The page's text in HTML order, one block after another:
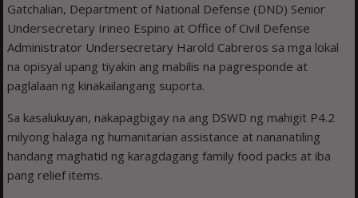
Gatchalian, Department of National Defense (DND) Senior
Undersecretary Irineo Espino at Office of Civil Defense
Administrator Undersecretary Harold Cabreros sa mga lokal
na opisyal upang tiyakin ang mabilis na pagresponde at
paglalaan ng kinakailangang suporta.
Sa kasalukuyan, nakapagbigay na ang DSWD ng mahigit P4.2
milyong halaga ng humanitarian assistance at nananatiling
handang maghatid ng karagdagang family food packs at iba
pang relief items.